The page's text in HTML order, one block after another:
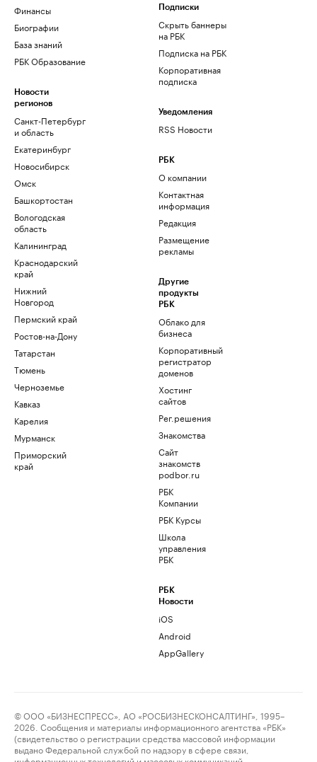
Финансы
Биографии
База знаний
РБК Образование
Новости
регионов
Санкт-Петербург
и область
Екатеринбург
Новосибирск
Омск
Башкортостан
Вологодская
область
Калининград
Краснодарский
край
Нижний
Новгород
Пермский край
Ростов-на-Дону
Татарстан
Тюмень
Черноземье
Кавказ
Карелия
Мурманск
Приморский
край
Подписки
Скрыть баннеры
на РБК
Подписка на РБК
Корпоративная
подписка
Уведомления
RSS Новости
РБК
О компании
Контактная
информация
Редакция
Размещение
рекламы
Другие
продукты
РБК
Облако для
бизнеса
Корпоративный
регистратор
доменов
Хостинг
сайтов
Рег.решения
Знакомства
Сайт
знакомств
podbor.ru
РБК
Компании
РБК Курсы
Школа
управления
РБК
РБК
Новости
iOS
Android
AppGallery
© ООО «БИЗНЕСПРЕСС», АО «РОСБИЗНЕСКОНСАЛТИНГ», 1995–
2026. Сообщения и материалы информационного агентства «РБК»
(свидетельство о регистрации средства массовой информации
выдано Федеральной службой по надзору в сфере связи,